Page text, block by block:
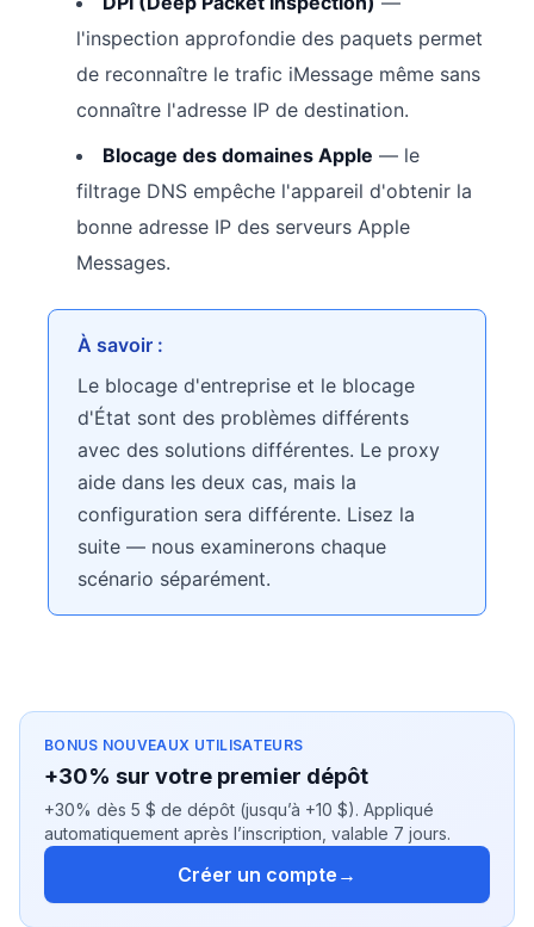
l'inspection approfondie des paquets permet
de reconnaître le trafic iMessage même sans
connaître l'adresse IP de destination.
Blocage des domaines Apple — le
filtrage DNS empêche l'appareil d'obtenir la
bonne adresse IP des serveurs Apple
Messages.
À savoir :
Le blocage d'entreprise et le blocage
d'État sont des problèmes différents
avec des solutions différentes. Le proxy
aide dans les deux cas, mais la
configuration sera différente. Lisez la
suite — nous examinerons chaque
scénario séparément.
BONUS NOUVEAUX UTILISATEURS
+30% sur votre premier dépôt
+30% dès 5 $ de dépôt (jusqu’à +10 $). Appliqué
automatiquement après l’inscription, valable 7 jours.
Créer un compte →